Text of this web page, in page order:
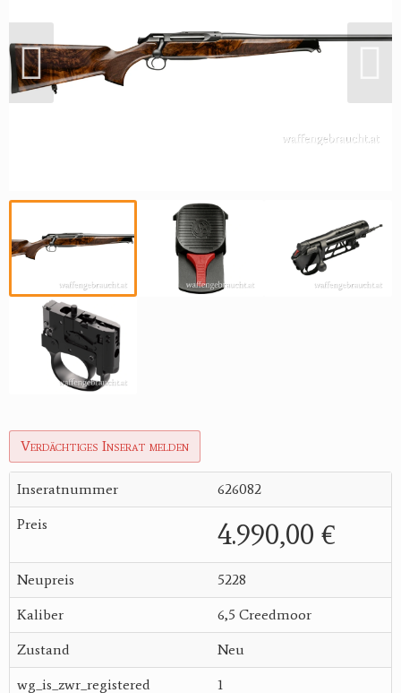
Verdächtiges Inserat melden
Inseratnummer 626082
Preis 4.990,00 €
Neupreis 5228
Kaliber 6,5 Creedmoor
Zustand Neu
wg_is_zwr_registered 1